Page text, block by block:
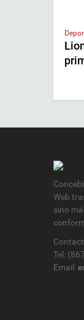
Web
sino
Tel:
Email: